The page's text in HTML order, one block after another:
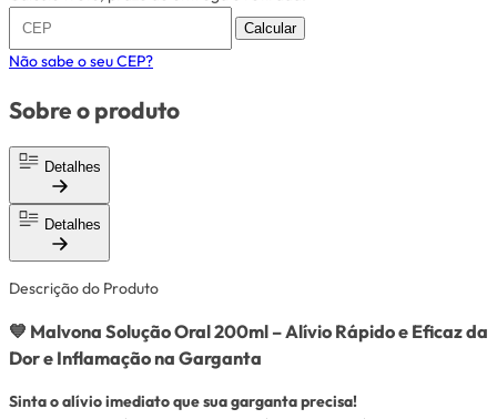
Calcular
Não sabe o seu CEP?
Sobre o produto
Detalhes
Detalhes
Descrição do Produto
💙 Malvona Solução Oral 200ml – Alívio Rápido e Eficaz da
Dor e Inflamação na Garganta
Sinta o alívio imediato que sua garganta precisa!